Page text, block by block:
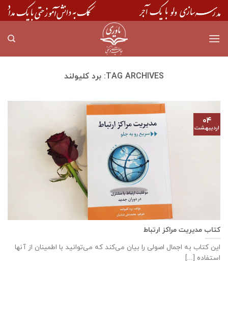
Skip
to
TAG ARCHIVES: برد کلیولند
کتاب مدیریت مراکز ارتباط
این کتاب به اجمال اصولی را بیان می‌کند که می‌توانید با اطمینان از آنها
استفاده [...]
۰۴
اردیبهشت